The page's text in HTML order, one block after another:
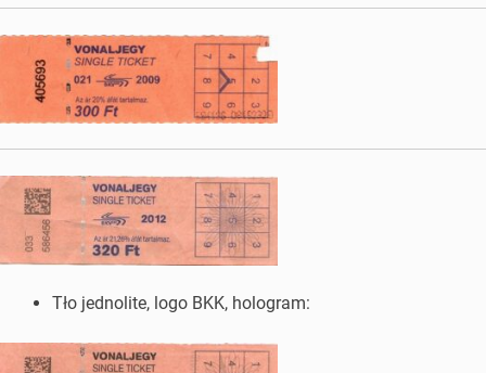
Tło jednolite, logo BKK, hologram: